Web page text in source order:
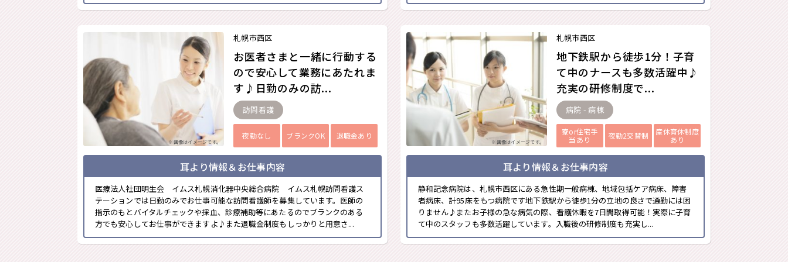
※画像はイメージです。
札幌市西区
お医者さまと一緒に行動する
ので安心して業務にあたれま
す♪日勤のみの訪...
訪問看護
夜勤なし ブランクOK 退職金あり
耳より情報＆お仕事内容
医療法人社団明生会 イムス札幌消化器中央総合病院 イムス札幌訪問看護ス
テーションでは日勤のみでお仕事可能な訪問看護師を募集しています。医師の
指示のもとバイタルチェックや採血、診療補助等にあたるのでブランクのある
方でも安心してお仕事ができますよ♪また退職金制度もしっかりと用意さ...
※画像はイメージです。
札幌市西区
地下鉄駅から徒歩1分！子育
て中のナースも多数活躍中♪
充実の研修制度で...
病院 - 病棟
寮or住宅手
当あり
夜勤2交替制
産休育休制度
あり
耳より情報＆お仕事内容
静和記念病院は、札幌市西区にある急性期一般病棟、地域包括ケア病床、障害
者病床、計95床をもつ病院です地下鉄駅から徒歩1分の立地の良さで通勤には困
りません♪またお子様の急な病気の際、看護休暇を7日間取得可能！実際に子育
て中のスタッフも多数活躍しています。入職後の研修制度も充実し...